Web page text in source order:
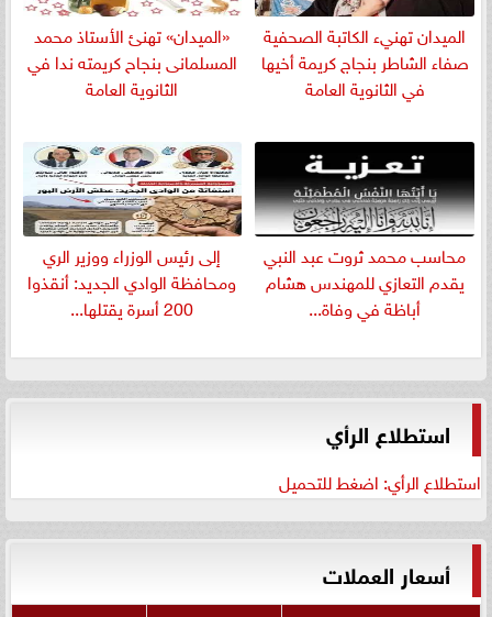
الميدان تهنيء الكاتبة الصحفية
صفاء الشاطر بنجاج كريمة أخيها
في الثانوية العامة
«الميدان» تهنئ الأستاذ محمد
المسلمانى بنجاح كريمته ندا في
الثانوية العامة
​محاسب محمد ثروت عبد النبي
يقدم التعازي للمهندس هشام
أباظة في وفاة...
إلى رئيس الوزراء ووزير الري
ومحافظة الوادي الجديد: أنقذوا
200 أسرة يقتلها...
استطلاع الرأي
استطلاع الرأي: اضغط للتحميل
أسعار العملات